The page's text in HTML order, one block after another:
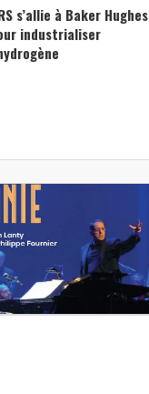
s’allie à Baker Hughes
industrialiser